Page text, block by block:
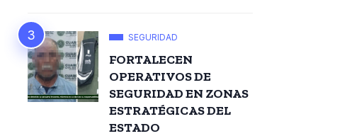
SEGURIDAD
FORTALECEN
OPERATIVOS DE
SEGURIDAD EN ZONAS
ESTRATÉGICAS DEL
ESTADO